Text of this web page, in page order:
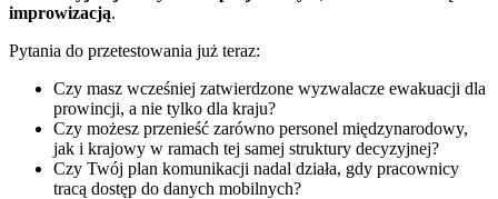
improwizacją.
Pytania do przetestowania już teraz:
Czy masz wcześniej zatwierdzone wyzwalacze ewakuacji dla
prowincji, a nie tylko dla kraju?
Czy możesz przenieść zarówno personel międzynarodowy,
jak i krajowy w ramach tej samej struktury decyzyjnej?
Czy Twój plan komunikacji nadal działa, gdy pracownicy
tracą dostęp do danych mobilnych?